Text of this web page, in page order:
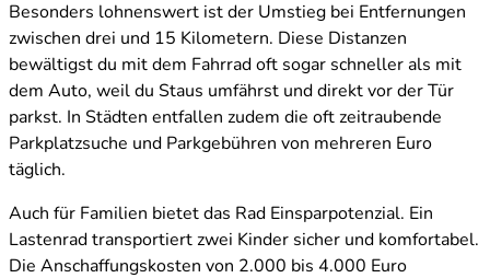
Besonders lohnenswert ist der Umstieg bei Entfernungen
zwischen drei und 15 Kilometern. Diese Distanzen
bewältigst du mit dem Fahrrad oft sogar schneller als mit
dem Auto, weil du Staus umfährst und direkt vor der Tür
parkst. In Städten entfallen zudem die oft zeitraubende
Parkplatzsuche und Parkgebühren von mehreren Euro
täglich.
Auch für Familien bietet das Rad Einsparpotenzial. Ein
Lastenrad transportiert zwei Kinder sicher und komfortabel.
Die Anschaffungskosten von 2.000 bis 4.000 Euro